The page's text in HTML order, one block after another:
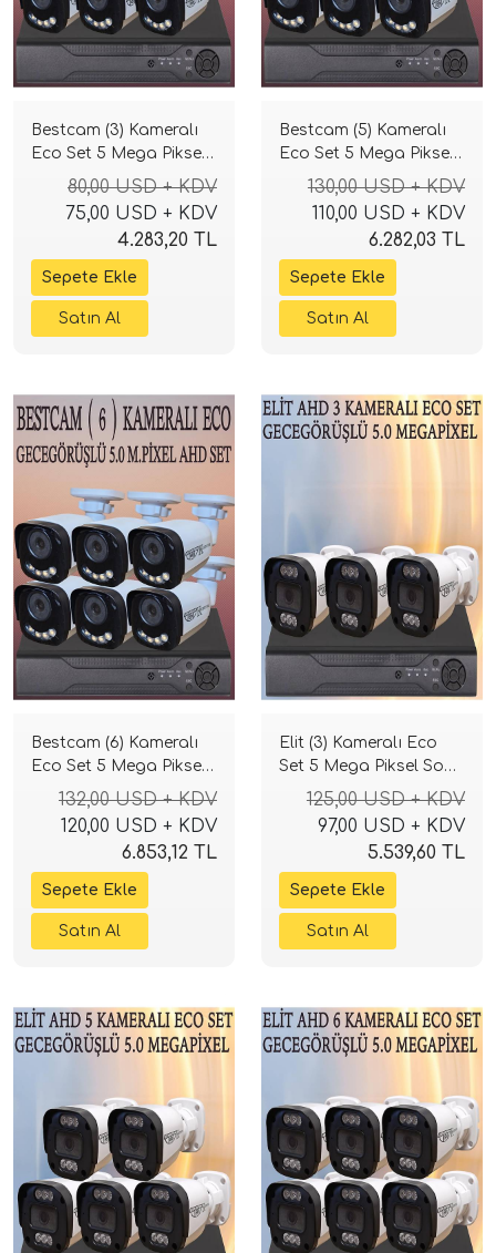
Bestcam (3) Kameralı
Eco Set 5 Mega Piksel
Sony Lensli Full HD
Gece Görüşlü Güvenlik
Kamerası Sistemi
80,00 USD + KDV
75,00 USD + KDV
4.283,20 TL
Bestcam (5) Kameralı
Eco Set 5 Mega Piksel
Sony Lensli Full HD
Gece Görüşlü Güvenlik
Kamerası Sistemi
130,00 USD + KDV
110,00 USD + KDV
6.282,03 TL
Bestcam (6) Kameralı
Eco Set 5 Mega Piksel
Sony Lensli Full HD
Gece Görüşlü Güvenlik
Kamerası Sistemi
132,00 USD + KDV
120,00 USD + KDV
6.853,12 TL
Elit (3) Kameralı Eco
Set 5 Mega Piksel Sony
Lensli Full HD Gece
Görüşlü Güvenlik
Kamerası Sistemi
125,00 USD + KDV
97,00 USD + KDV
5.539,60 TL